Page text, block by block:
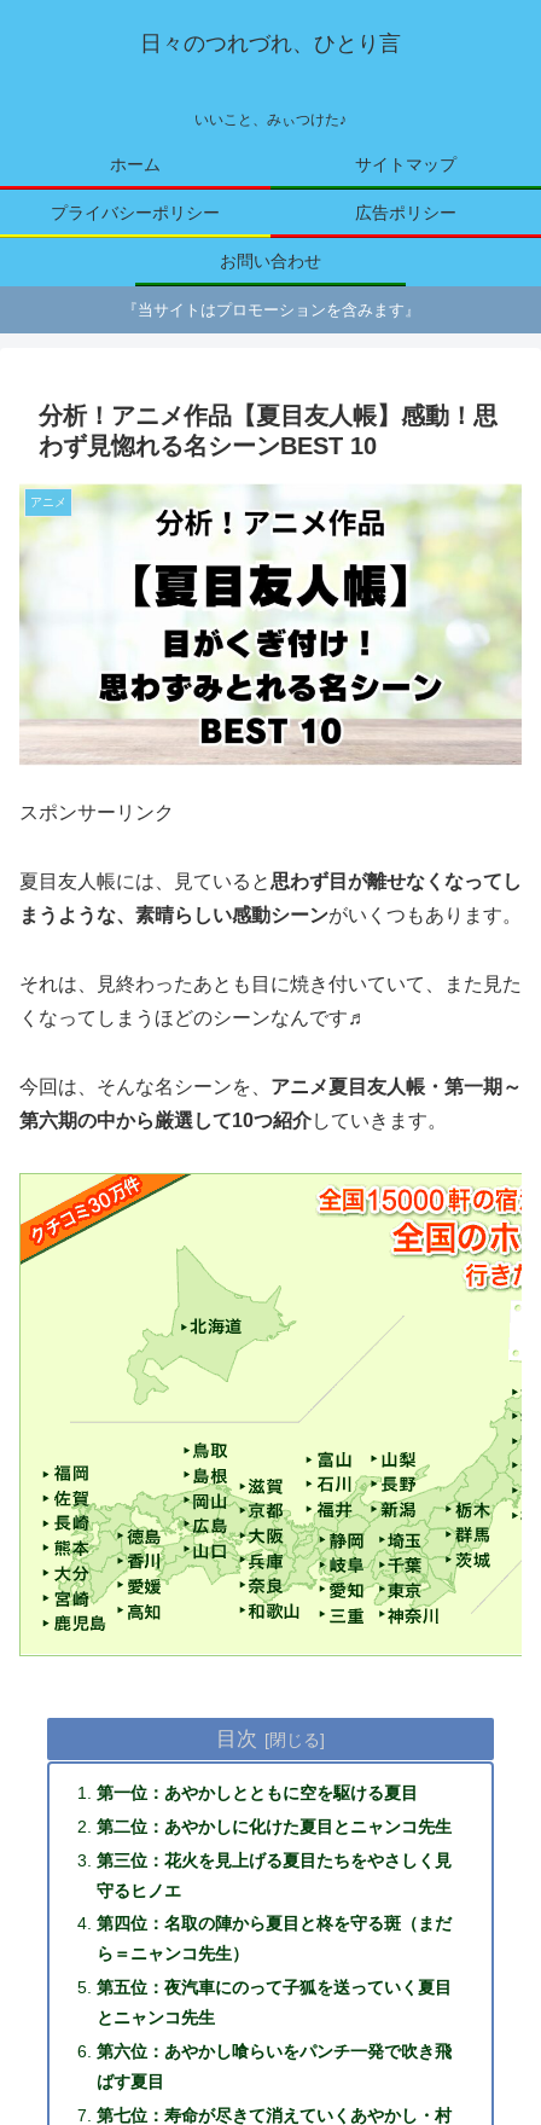
日々のつれづれ、ひとり言
いいこと、みぃつけた♪
ホーム サイトマップ
プライバシーポリシー 広告ポリシー
お問い合わせ
『当サイトはプロモーションを含みます』
分析！アニメ作品【夏目友人帳】感動！思
わず見惚れる名シーンBEST 10
アニメ
スポンサーリンク
夏目友人帳には、見ていると思わず目が離せなくなってし
まうような、素晴らしい感動シーンがいくつもあります。
それは、見終わったあとも目に焼き付いていて、また見た
くなってしまうほどのシーンなんです♬
今回は、そんな名シーンを、 アニメ夏目友人帳・第一期～
第六期の中から厳選して10つ紹介していきます。
目次
第一位：あやかしとともに空を駆ける夏目
第二位：あやかしに化けた夏目とニャンコ先生
第三位：花火を見上げる夏目たちをやさしく見
守るヒノエ
第四位：名取の陣から夏目と柊を守る斑（まだ
ら＝ニャンコ先生）
第五位：夜汽車にのって子狐を送っていく夏目
とニャンコ先生
第六位：あやかし喰らいをパンチ一発で吹き飛
ばす夏目
第七位：寿命が尽きて消えていくあやかし・村